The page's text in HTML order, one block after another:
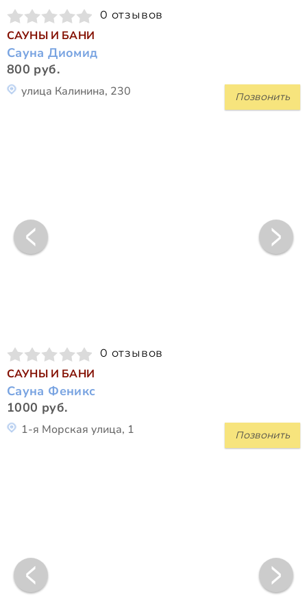
0 отзывов
САУНЫ И БАНИ
Сауна Диомид
800 руб.
Позвонить
улица Калинина, 230
0 отзывов
САУНЫ И БАНИ
Сауна Феникс
1000 руб.
Позвонить
1-я Морская улица, 1